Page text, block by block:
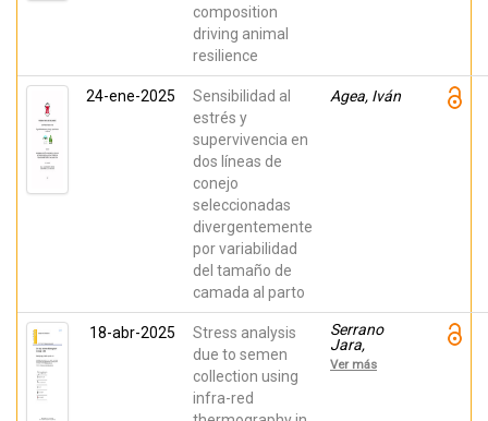
composition
driving animal
resilience
Noelia
24-ene-2025
Sensibilidad al
estrés y
supervivencia en
dos líneas de
conejo
seleccionadas
divergentemente
por variabilidad
del tamaño de
camada al parto
Agea, Iván
18-abr-2025
Stress analysis
due to semen
collection using
infra-red
Serrano
Jara,
Daniel;
Agea, Iván;
Ver más